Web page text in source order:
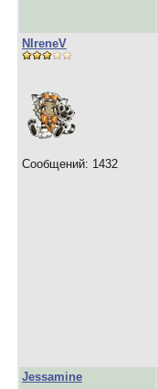
NIreneV
Сообщений: 1432
Jessamine